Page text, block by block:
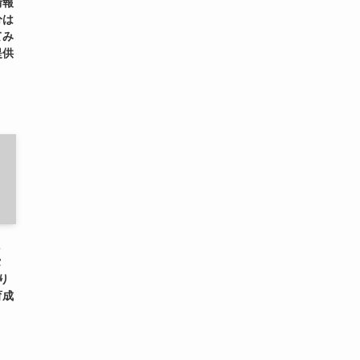
は
み
供
成